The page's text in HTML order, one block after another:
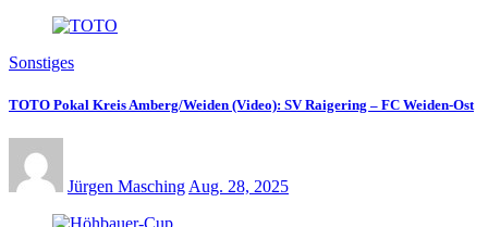
Sonstiges
TOTO Pokal Kreis Amberg/Weiden (Video): SV Raigering – FC Weiden-Ost
Jürgen Masching Aug. 28, 2025